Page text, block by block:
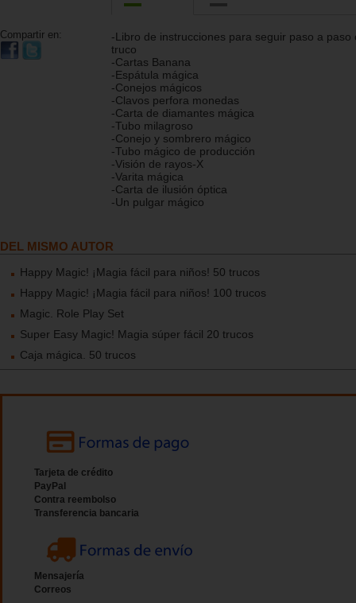
Compartir en:
-Libro de instrucciones para seguir paso a paso
truco
-Cartas Banana
-Espátula mágica
-Conejos mágicos
-Clavos perfora monedas
-Carta de diamantes mágica
-Tubo milagroso
-Conejo y sombrero mágico
-Tubo mágico de producción
-Visión de rayos-X
-Varita mágica
-Carta de ilusión óptica
-Un pulgar mágico
DEL MISMO AUTOR
Happy Magic! ¡Magia fácil para niños! 50 trucos
Happy Magic! ¡Magia fácil para niños! 100 trucos
Magic. Role Play Set
Super Easy Magic! Magia súper fácil 20 trucos
Caja mágica. 50 trucos
Tarjeta de crédito
PayPal
Contra reembolso
Transferencia bancaria
Mensajería
Correos